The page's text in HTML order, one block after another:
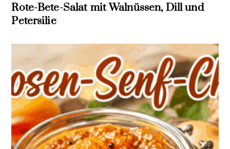
Rote-Bete-Salat mit Walnüssen, Dill und
Petersilie